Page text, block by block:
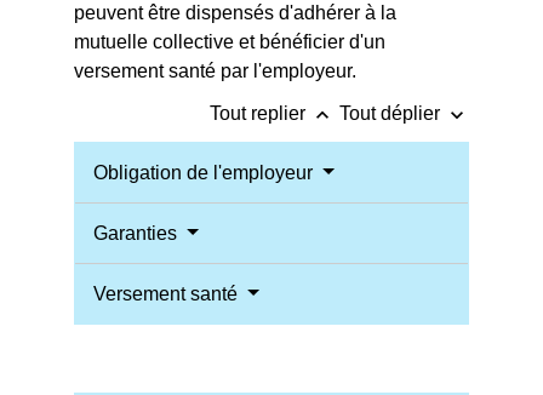
peuvent être dispensés d'adhérer à la
mutuelle collective et bénéficier d'un
versement santé par l'employeur.
Tout replier keyboard_arrow_up Tout déplier keyboard_arrow_down
Obligation de l'employeur
Garanties
Versement santé